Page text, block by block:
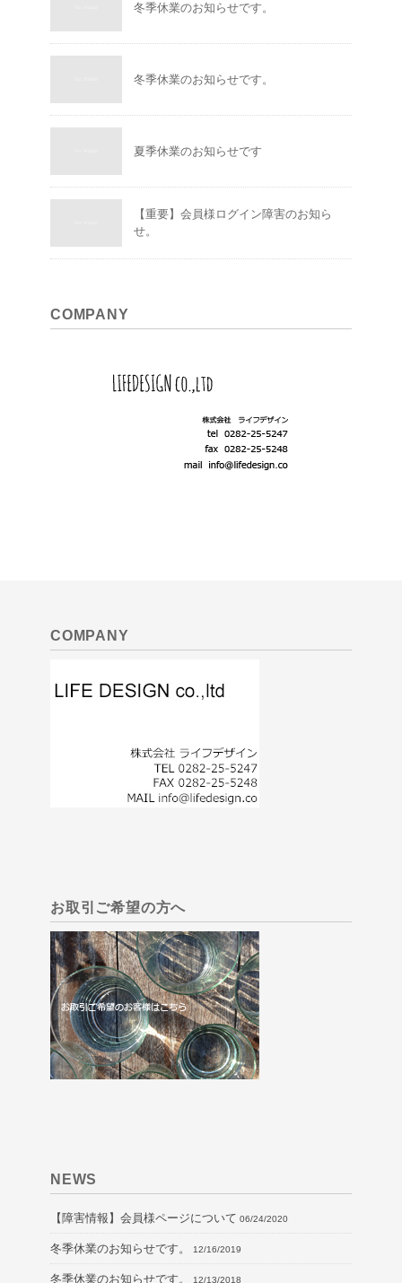
冬季休業のお知らせです。
冬季休業のお知らせです。
夏季休業のお知らせです
【重要】会員様ログイン障害のお知ら
せ。
COMPANY
COMPANY
お取引ご希望の方へ
NEWS
【障害情報】会員様ページについて 06/24/2020
冬季休業のお知らせです。 12/16/2019
冬季休業のお知らせです。 12/13/2018